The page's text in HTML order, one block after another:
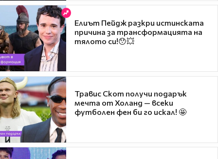
Елиът Пейдж разкри истинската
причина за трансформацията на
тялото си!😯💥
Травис Скот получи подарък
мечта от Холанд — всеки
футболен фен би го искал! 🤩